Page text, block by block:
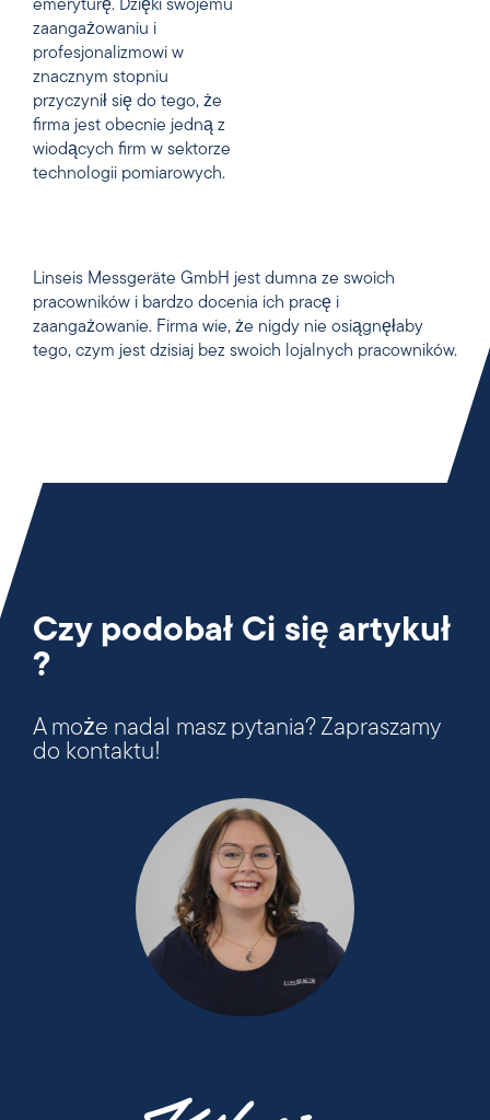
emeryturę. Dzięki swojemu
zaangażowaniu i
profesjonalizmowi w
znacznym stopniu
przyczynił się do tego, że
firma jest obecnie jedną z
wiodących firm w sektorze
technologii pomiarowych.
Linseis Messgeräte GmbH jest dumna ze swoich
pracowników i bardzo docenia ich pracę i
zaangażowanie. Firma wie, że nigdy nie osiągnęłaby
tego, czym jest dzisiaj bez swoich lojalnych pracowników.
Czy podobał Ci się artykuł
?
A może nadal masz pytania? Zapraszamy
do kontaktu!